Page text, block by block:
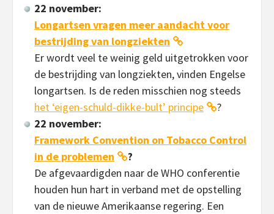
22 november:
Longartsen vragen meer aandacht voor
bestrijding van longziekten
Er wordt veel te weinig geld uitgetrokken voor
de bestrijding van longziekten, vinden Engelse
longartsen. Is de reden misschien nog steeds
het ‘eigen-schuld-dikke-bult’ principe
?
22 november:
Framework Convention on Tobacco Control
in de problemen
?
De afgevaardigden naar de WHO conferentie
houden hun hart in verband met de opstelling
van de nieuwe Amerikaanse regering. Een